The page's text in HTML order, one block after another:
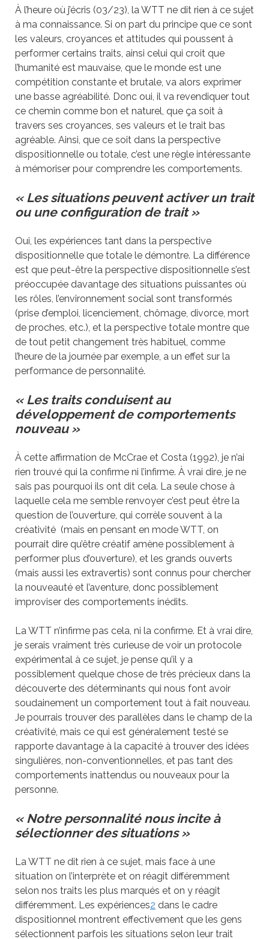
À l’heure où j’écris (03/23), la WTT ne dit rien à ce sujet
à ma connaissance. Si on part du principe que ce sont
les valeurs, croyances et attitudes qui poussent à
performer certains traits, ainsi celui qui croit que
l’humanité est mauvaise, que le monde est une
compétition constante et brutale, va alors exprimer
une basse agréabilité. Donc oui, il va revendiquer tout
ce chemin comme bon et naturel, que ça soit à
travers ses croyances, ses valeurs et le trait bas
agréable. Ainsi, que ce soit dans la perspective
dispositionnelle ou totale, c’est une règle intéressante
à mémoriser pour comprendre les comportements.
« Les situations peuvent activer un trait
ou une configuration de trait »
Oui, les expériences tant dans la perspective
dispositionnelle que totale le démontre. La différence
est que peut-être la perspective dispositionnelle s’est
préoccupée davantage des situations puissantes où
les rôles, l’environnement social sont transformés
(prise d’emploi, licenciement, chômage, divorce, mort
de proches, etc.), et la perspective totale montre que
de tout petit changement très habituel, comme
l’heure de la journée par exemple, a un effet sur la
performance de personnalité.
« Les traits conduisent au
développement de comportements
nouveau »
À cette affirmation de McCrae et Costa (1992), je n’ai
rien trouvé qui la confirme ni l’infirme. À vrai dire, je ne
sais pas pourquoi ils ont dit cela. La seule chose à
laquelle cela me semble renvoyer c’est peut être la
question de l’ouverture, qui corrèle souvent à la
créativité (mais en pensant en mode WTT, on
pourrait dire qu’être créatif amène possiblement à
performer plus d’ouverture), et les grands ouverts
(mais aussi les extravertis) sont connus pour chercher
la nouveauté et l’aventure, donc possiblement
improviser des comportements inédits.
La WTT n’infirme pas cela, ni la confirme. Et à vrai dire,
je serais vraiment très curieuse de voir un protocole
expérimental à ce sujet, je pense qu’il y a
possiblement quelque chose de très précieux dans la
découverte des déterminants qui nous font avoir
soudainement un comportement tout à fait nouveau.
Je pourrais trouver des parallèles dans le champ de la
créativité, mais ce qui est généralement testé se
rapporte davantage à la capacité à trouver des idées
singulières, non-conventionnelles, et pas tant des
comportements inattendus ou nouveaux pour la
personne.
« Notre personnalité nous incite à
sélectionner des situations »
La WTT ne dit rien à ce sujet, mais face à une
situation on l’interprète et on réagit différemment
selon nos traits les plus marqués et on y réagit
différemment. Les expériences2 dans le cadre
dispositionnel montrent effectivement que les gens
sélectionnent parfois les situations selon leur trait